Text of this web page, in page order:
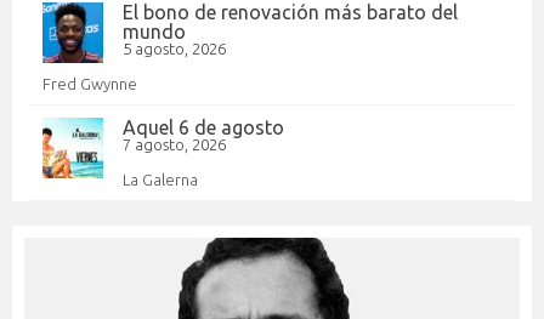
El bono de renovación más barato del
mundo
5 agosto, 2026
Fred Gwynne
Aquel 6 de agosto
7 agosto, 2026
La Galerna